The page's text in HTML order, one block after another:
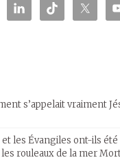
s’appelait vraiment
et les Évangiles ont-ils été
rouleaux de la mer